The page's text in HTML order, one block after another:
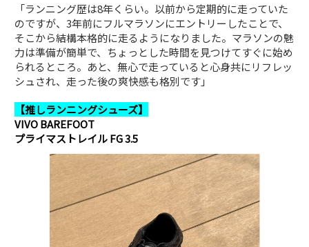
「ランニング歴は8年くらい。以前から定期的に走っていた
のですが、3年前にフルマラソンにエントリーしたことで、
そこから結構本格的に走るようになりました。マラソンの魅
力は準備が簡単で、ちょっとした時間を見つけてすぐに始め
られるところ。あと、無心で走っていると心身共にリフレッ
シュされ、走った後の爽快感も格別です」
【推しランニングシューズ】
VIVO BAREFOOT
プライマストレイル FG 3.5